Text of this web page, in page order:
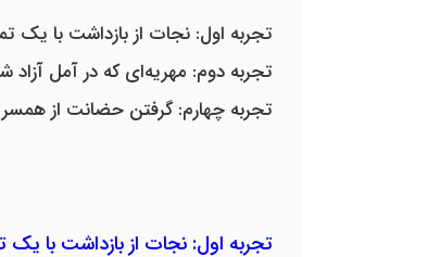
تجربه اول: نجات از بازداشت با یک
تجربه دوم: مهریه‌ای که در آمل آزاد
تجربه چهارم: گرفتن حضانت از
تجربه اول: نجات از بازداشت با